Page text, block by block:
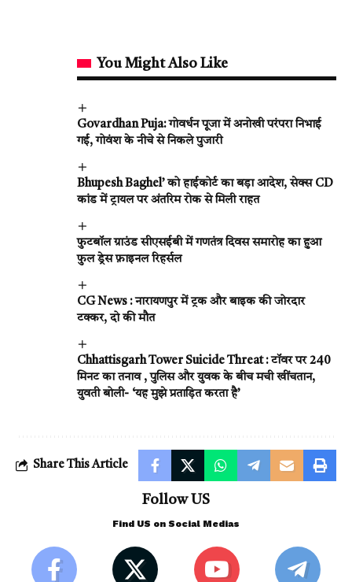
You Might Also Like
Govardhan Puja: गोवर्धन पूजा में अनोखी परंपरा निभाई
गई, गोवंश के नीचे से निकले पुजारी
Bhupesh Baghel’ को हाईकोर्ट का बड़ा आदेश, सेक्स CD
कांड में ट्रायल पर अंतरिम रोक से मिली राहत
फुटबॉल ग्राउंड सीएसईबी में गणतंत्र दिवस समारोह का हुआ
फुल ड्रेस फ़ाइनल रिहर्सल
CG News : नारायणपुर में ट्रक और बाइक की जोरदार
टक्कर, दो की मौत
Chhattisgarh Tower Suicide Threat : टॉवर पर 240
मिनट का तनाव , पुलिस और युवक के बीच मची खींचतान,
युवती बोली- ‘यह मुझे प्रताड़ित करता है’
Share This Article
Follow US
Find US on Social Medias